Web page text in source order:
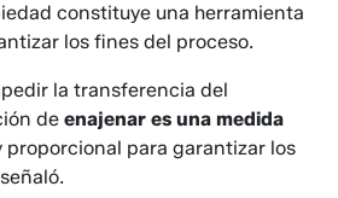
constituye una herramienta
los fines del proceso.
la transferencia del
deenajenar es una medida
proporcional para garantizar los